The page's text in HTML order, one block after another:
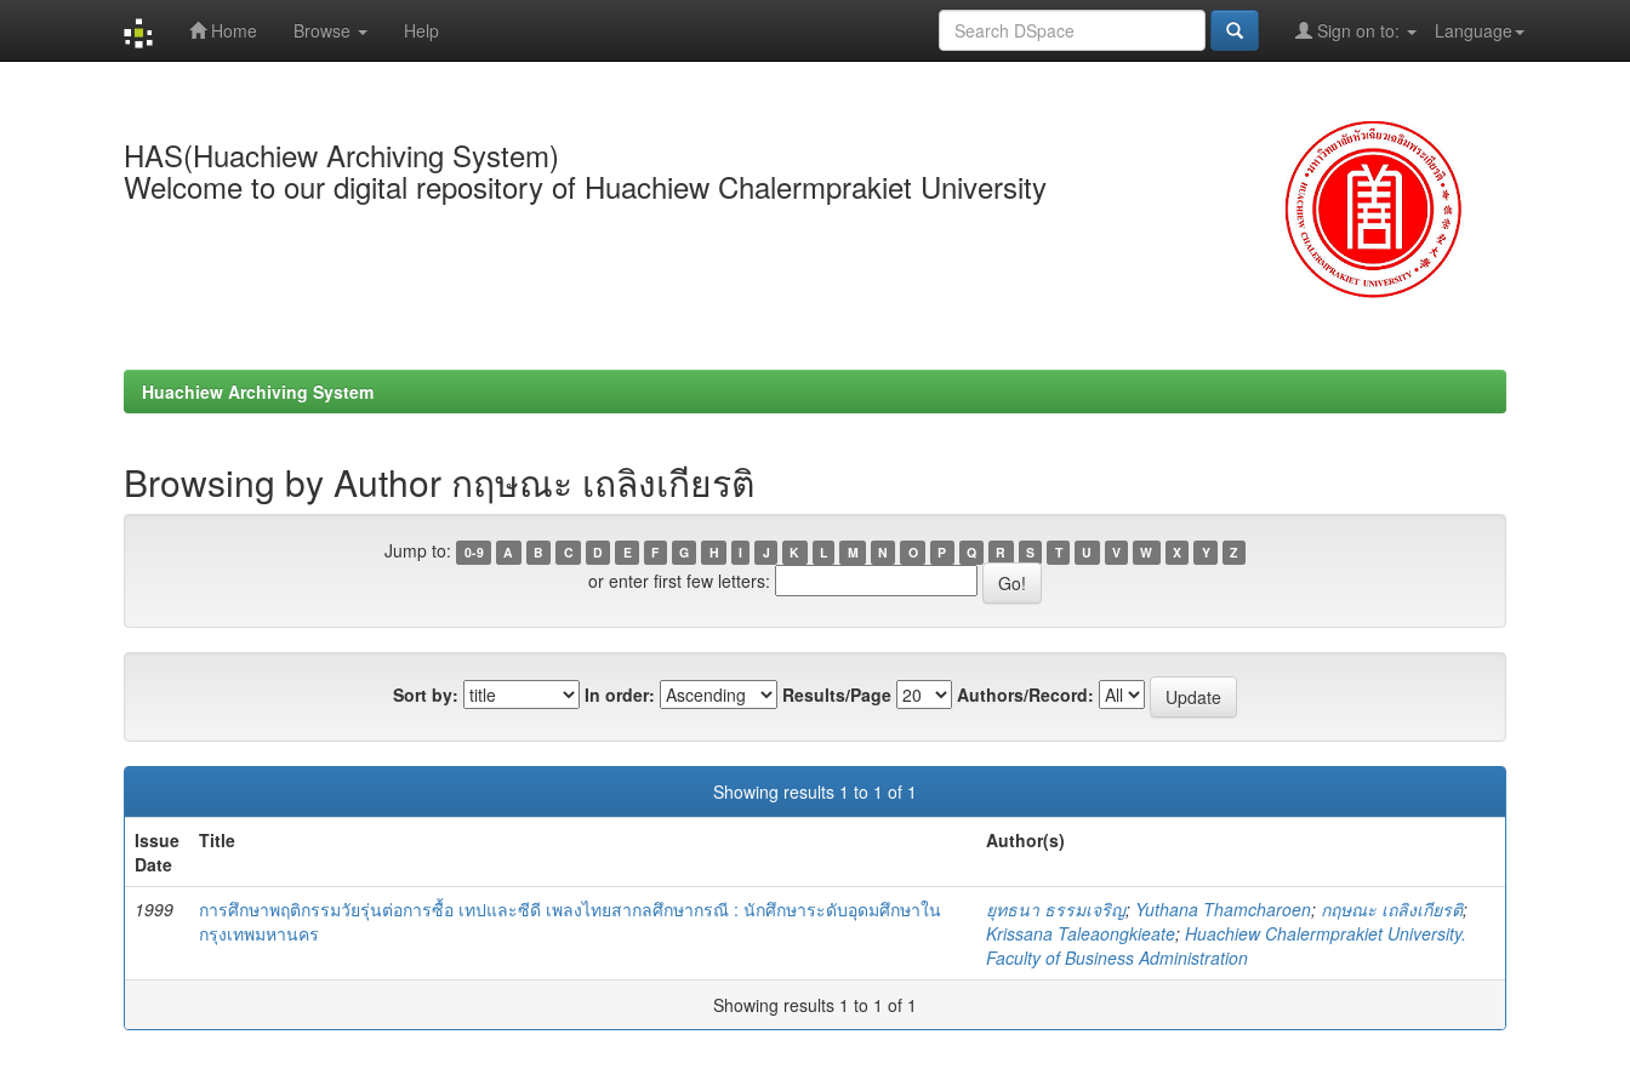
Home Browse Help Language
Sign on to:
HAS(Huachiew Archiving System)
Welcome to our digital repository of Huachiew Chalermprakiet University
Huachiew Archiving System
Browsing by Author กฤษณะ เถลิงเกียรติ
Jump to: 0-9 A B C D E F G H I J K L M N O P Q R S T U V W X Y Z
or enter first few letters:
Sort by: In order: Results/Page Authors/Record:
Showing results 1 to 1 of 1
Issue
Date
Title Author(s)
1999
การศึกษาพฤติกรรมวัยรุ่นต่อการซื้อ เทปและซีดี เพลงไทยสากลศึกษากรณี : นักศึกษาระดับอุดมศึกษาใน
กรุงเทพมหานคร
ยุทธนา ธรรมเจริญ; Yuthana Thamcharoen; กฤษณะ เถลิงเกียรติ;
Krissana Taleaongkieate; Huachiew Chalermprakiet University.
Faculty of Business Administration
Showing results 1 to 1 of 1